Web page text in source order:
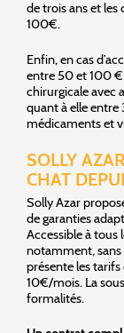
de trois ans et les
100€.
Enfin, en cas
entre 50 et 100
chirurgicale avec
quant à elle entre
médicaments et
SOLLY
CHAT
Solly Azar
de garanties
Accessible à tous
notamment, sans
présente les tarifs
10€/mois. La
formalités.